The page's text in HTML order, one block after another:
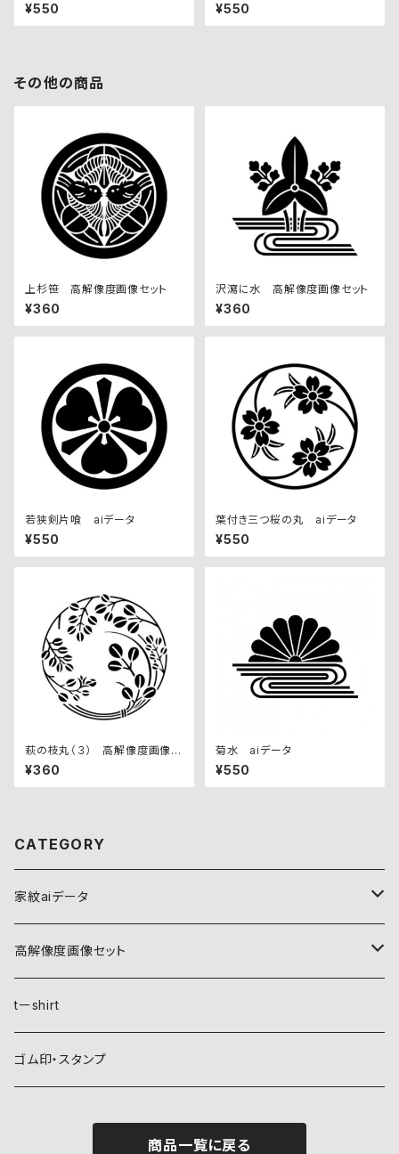
¥550 ¥550
その他の商品
上杉笹 高解像度画像セット
¥360
沢瀉に水 高解像度画像セット
¥360
若狭剣片喰 aiデータ
¥550
葉付き三つ桜の丸 aiデータ
¥550
萩の枝丸（３） 高解像度画像セ
ット
¥360
菊水 aiデータ
¥550
CATEGORY
家紋aiデータ
自然紋
稲妻
霞
植物紋
葵
動物紋
高解像度画像セット
自然紋
稲妻
植物紋
tーshirt
ゴム印・スタンプ
商品一覧に戻る